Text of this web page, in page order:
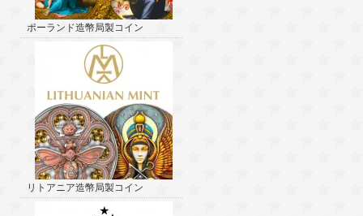
ポーランド造幣局製コイン
リトアニア造幣局製コイン